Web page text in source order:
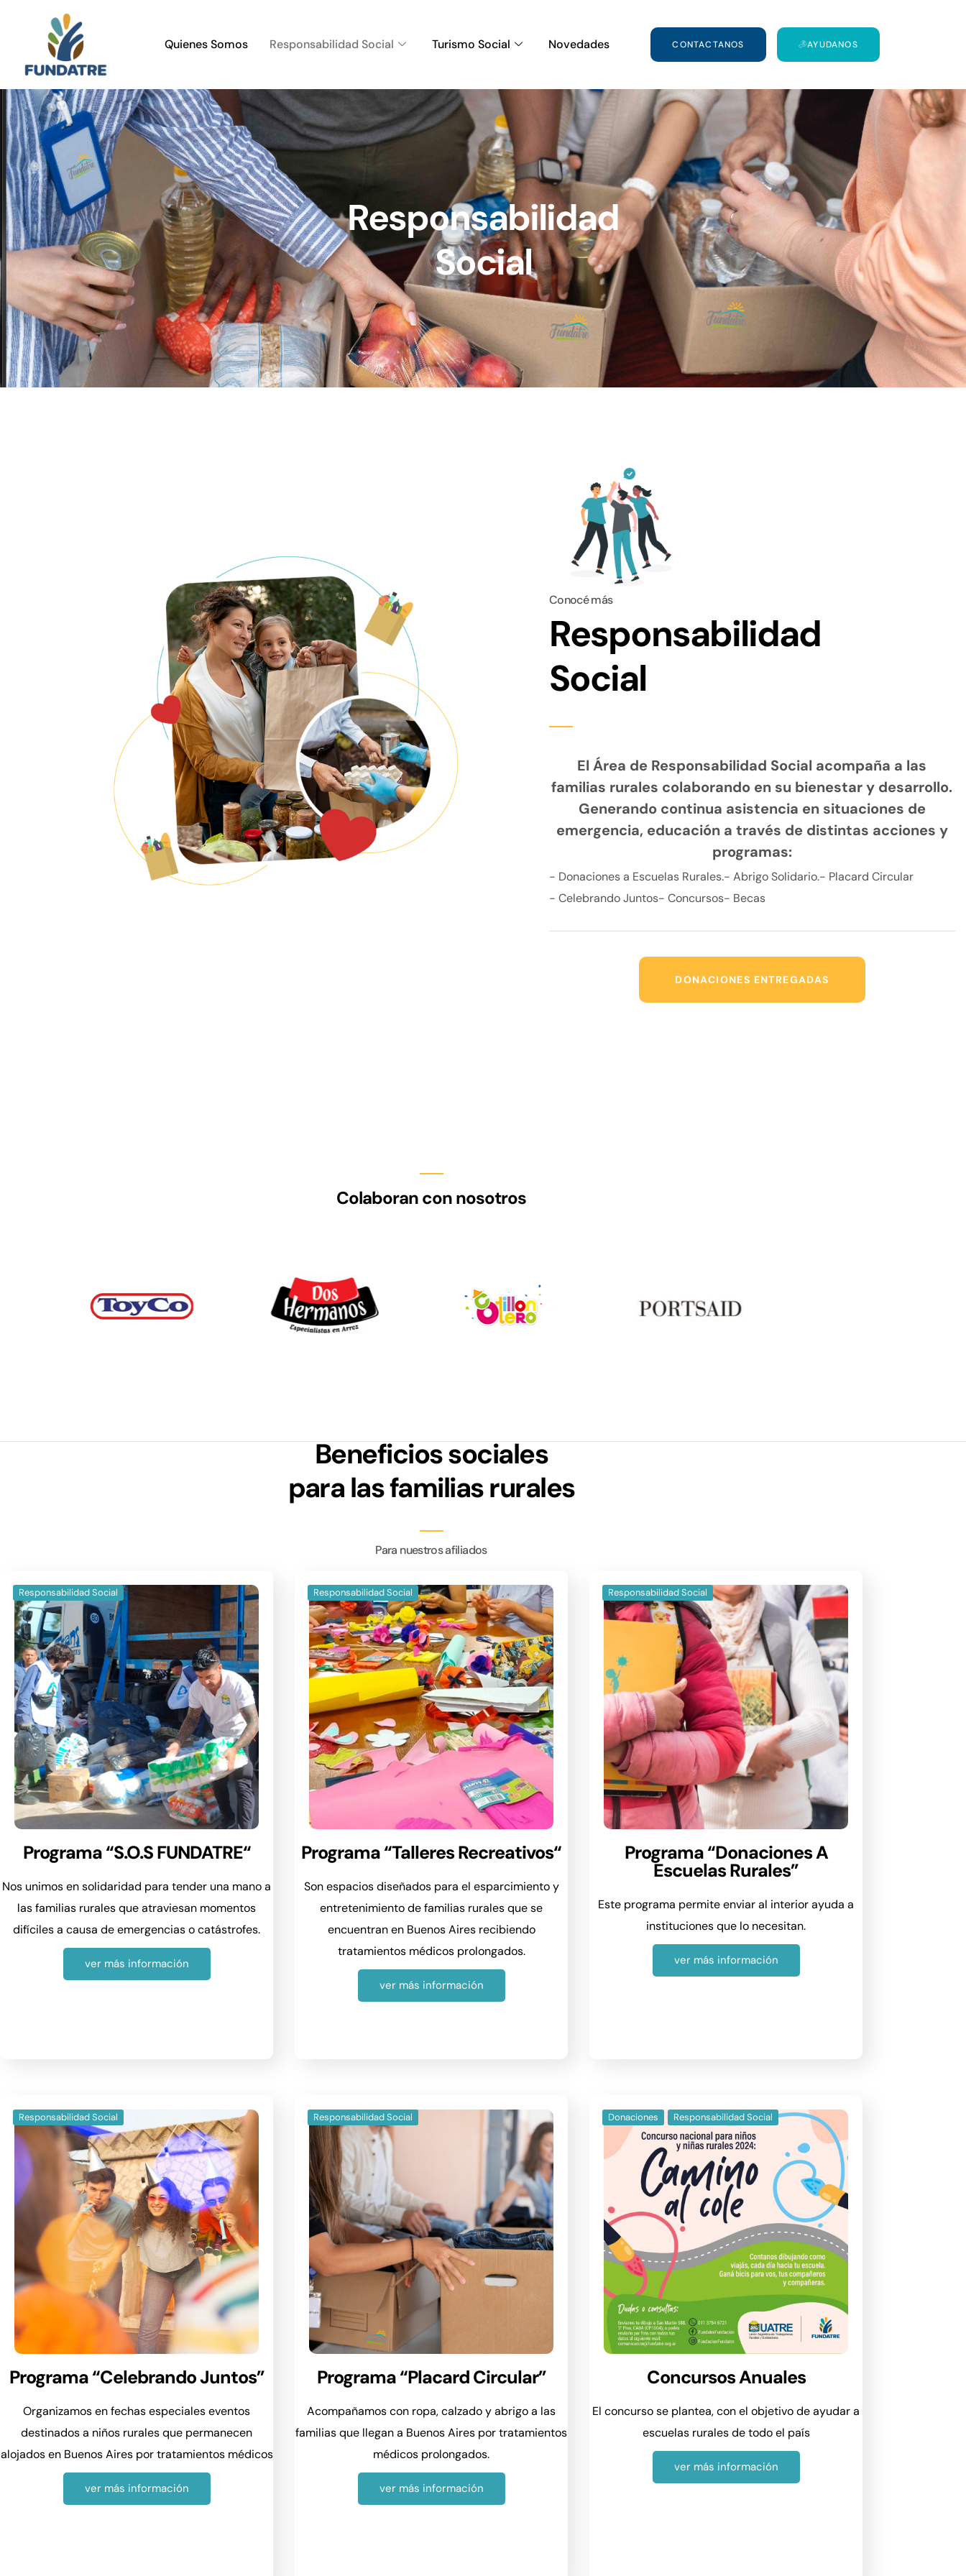
Quienes Somos Responsabilidad Social Turismo Social Novedades CONTACTANOS AYUDANOS
Responsabilidad
Social
Conocé más
Responsabilidad
Social
El Área de Responsabilidad Social acompaña a las
familias rurales colaborando en su bienestar y desarrollo.
Generando continua asistencia en situaciones de
emergencia, educación a través de distintas acciones y
programas:
- Donaciones a Escuelas Rurales.- Abrigo Solidario.- Placard Circular
- Celebrando Juntos- Concursos- Becas
DONACIONES ENTREGADAS
Colaboran con nosotros
Beneficios sociales
para las familias rurales
Para nuestros afiliados
Responsabilidad Social
Programa “S.O.S FUNDATRE“
Nos unimos en solidaridad para tender una mano a
las familias rurales que atraviesan momentos
difíciles a causa de emergencias o catástrofes.
ver más información
Responsabilidad Social
Programa “Talleres Recreativos“
Son espacios diseñados para el esparcimiento y
entretenimiento de familias rurales que se
encuentran en Buenos Aires recibiendo
tratamientos médicos prolongados.
ver más información
Responsabilidad Social
Programa “Donaciones A
Escuelas Rurales”
Este programa permite enviar al interior ayuda a
instituciones que lo necesitan.
ver más información
Responsabilidad Social
Programa “Celebrando Juntos”
Organizamos en fechas especiales eventos
destinados a niños rurales que permanecen
alojados en Buenos Aires por tratamientos médicos
ver más información
Responsabilidad Social
Programa “Placard Circular”
Acompañamos con ropa, calzado y abrigo a las
familias que llegan a Buenos Aires por tratamientos
médicos prolongados.
ver más información
Donaciones Responsabilidad Social
Concursos Anuales
El concurso se plantea, con el objetivo de ayudar a
escuelas rurales de todo el país
ver más información